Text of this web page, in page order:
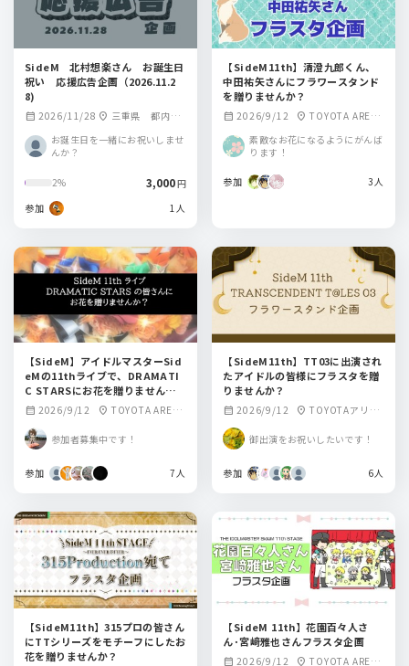
SideM 北村想楽さん お誕生日
祝い 応援広告企画（2026.11.2
8)
calendar_month 2026/11/28 location_on 三重県 都内
某所 二か所掲出
お誕生日を一緒にお祝いしませ
んか？
2% 3,000円
参加
1人
【SideM11th】清澄九郎くん、
中田祐矢さんにフラワースタンド
を贈りませんか？
calendar_month 2026/9/12 location_on TOYOTA ARENA
素敵なお花になるようにがんば
ります！
参加 3人
【SideM】アイドルマスターSid
eMの11thライブで、DRAMATI
C STARSにお花を贈りません
か？
calendar_month 2026/9/12 location_on TOYOTA ARENA
参加者募集中です！
参加 7人
【SideM11th】TT03に出演され
たアイドルの皆様にフラスタを贈
りませんか？
calendar_month 2026/9/12 location_on TOYOTAアリー
御出演をお祝いしたいです！
参加 6人
【SideM11th】315プロの皆さん
にTTシリーズをモチーフにしたお
花を贈りませんか？
【SideM 11th】花園百々人さ
ん･宮﨑雅也さんフラスタ企画
calendar_month 2026/9/12 location_on TOYOTA ARENA